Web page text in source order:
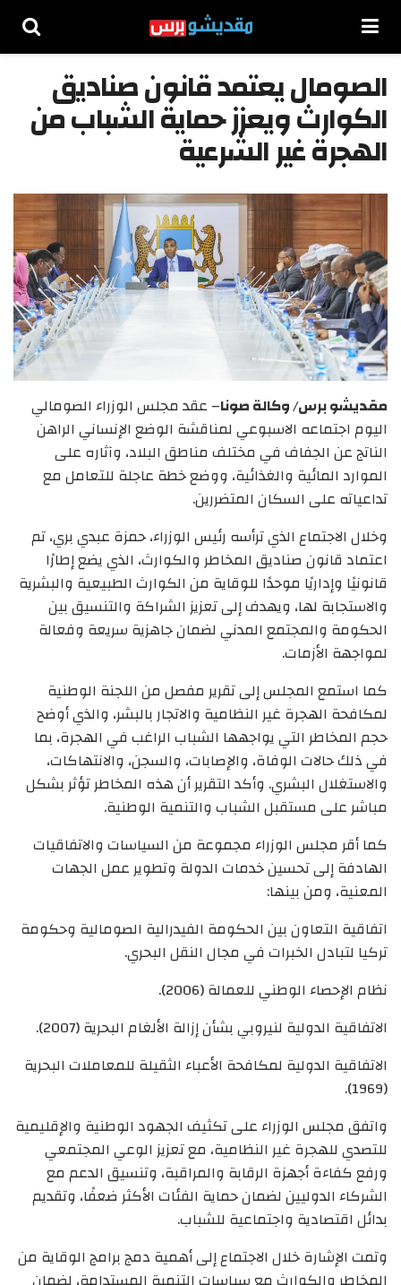
الصومال يعتمد قانون صناديق
الكوارث ويعزز حماية الشباب من
الهجرة غير الشرعية
مقديشو برس/ وكالة صونا– عقد مجلس الوزراء الصومالي
اليوم اجتماعه الاسبوعي لمناقشة الوضع الإنساني الراهن
الناتج عن الجفاف في مختلف مناطق البلاد، وآثاره على
الموارد المائية والغذائية، ووضع خطة عاجلة للتعامل مع
تداعياته على السكان المتضررين.
وخلال الاجتماع الذي ترأسه رئيس الوزراء، حمزة عبدي بري، تم
اعتماد قانون صناديق المخاطر والكوارث، الذي يضع إطارًا
قانونيًا وإداريًا موحدًا للوقاية من الكوارث الطبيعية والبشرية
والاستجابة لها، ويهدف إلى تعزيز الشراكة والتنسيق بين
الحكومة والمجتمع المدني لضمان جاهزية سريعة وفعالة
لمواجهة الأزمات.
كما استمع المجلس إلى تقرير مفصل من اللجنة الوطنية
لمكافحة الهجرة غير النظامية والاتجار بالبشر، والذي أوضح
حجم المخاطر التي يواجهها الشباب الراغب في الهجرة، بما
في ذلك حالات الوفاة، والإصابات، والسجن، والانتهاكات،
والاستغلال البشري. وأكد التقرير أن هذه المخاطر تؤثر بشكل
مباشر على مستقبل الشباب والتنمية الوطنية.
كما أقر مجلس الوزراء مجموعة من السياسات والاتفاقيات
الهادفة إلى تحسين خدمات الدولة وتطوير عمل الجهات
المعنية، ومن بينها:
اتفاقية التعاون بين الحكومة الفيدرالية الصومالية وحكومة
تركيا لتبادل الخبرات في مجال النقل البحري.
نظام الإحصاء الوطني للعمالة (2006).
الاتفاقية الدولية لنيروبي بشأن إزالة الألغام البحرية (2007).
الاتفاقية الدولية لمكافحة الأعباء الثقيلة للمعاملات البحرية
(1969).
واتفق مجلس الوزراء على تكثيف الجهود الوطنية والإقليمية
للتصدي للهجرة غير النظامية، مع تعزيز الوعي المجتمعي
ورفع كفاءة أجهزة الرقابة والمراقبة، وتنسيق الدعم مع
الشركاء الدوليين لضمان حماية الفئات الأكثر ضعفًا، وتقديم
بدائل اقتصادية واجتماعية للشباب.
وتمت الإشارة خلال الاجتماع إلى أهمية دمج برامج الوقاية من